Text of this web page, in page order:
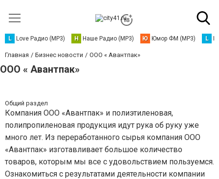
L Love Радио (MP3) Н Наше Радио (MP3) Ю Юмор ФМ (MP3) L
Главная Бизнес новости ООО « Авантпак»
ООО « Авантпак»
Общий раздел
Компания ООО «Авантпак» и полиэтиленовая,
полипропиленовая продукция идут рука об руку уже
много лет. Из переработанного сырья компания ООО
«Авантпак» изготавливает большое количество
товаров, которым мы все с удовольствием пользуемся.
Ознакомиться с результатами деятельности компании